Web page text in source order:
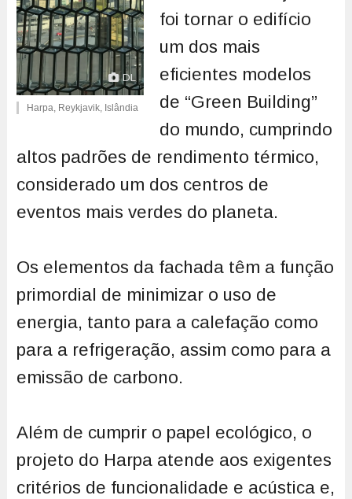
DL
Harpa, Reykjavik, Islândia
foi tornar o edifício
um dos mais
eficientes modelos
de “Green Building”
do mundo, cumprindo
altos padrões de rendimento térmico,
considerado um dos centros de
eventos mais verdes do planeta.
Os elementos da fachada têm a função
primordial de minimizar o uso de
energia, tanto para a calefação como
para a refrigeração, assim como para a
emissão de carbono.
Além de cumprir o papel ecológico, o
projeto do Harpa atende aos exigentes
critérios de funcionalidade e acústica e,